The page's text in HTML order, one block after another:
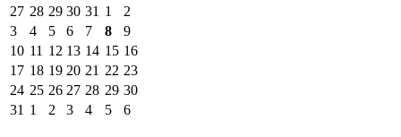
27 28 29 30 31 1
2
3
4 5 6 7 8
9
10 11 12 13 14 15 16
17 18 19 20 21 22 23
24 25 26 27 28 29 30
31 1 2 3 4 5 6